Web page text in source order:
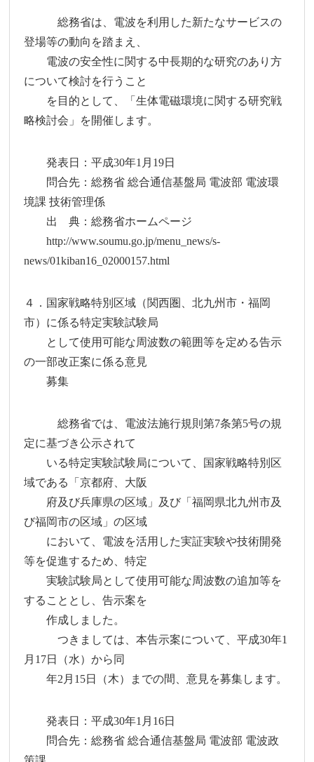
総務省は、電波を利用した新たなサービスの
登場等の動向を踏まえ、
電波の安全性に関する中長期的な研究のあり方
について検討を行うこと
を目的として、「生体電磁環境に関する研究戦
略検討会」を開催します。
発表日：平成30年1月19日
問合先：総務省 総合通信基盤局 電波部 電波環
境課 技術管理係
出 典：総務省ホームページ
http://www.soumu.go.jp/menu_news/s-
news/01kiban16_02000157.html
４．国家戦略特別区域（関西圏、北九州市・福岡
市）に係る特定実験試験局
として使用可能な周波数の範囲等を定める告示
の一部改正案に係る意見
募集
総務省では、電波法施行規則第7条第5号の規
定に基づき公示されて
いる特定実験試験局について、国家戦略特別区
域である「京都府、大阪
府及び兵庫県の区域」及び「福岡県北九州市及
び福岡市の区域」の区域
において、電波を活用した実証実験や技術開発
等を促進するため、特定
実験試験局として使用可能な周波数の追加等を
することとし、告示案を
作成しました。
つきましては、本告示案について、平成30年1
月17日（水）から同
年2月15日（木）までの間、意見を募集します。
発表日：平成30年1月16日
問合先：総務省 総合通信基盤局 電波部 電波政